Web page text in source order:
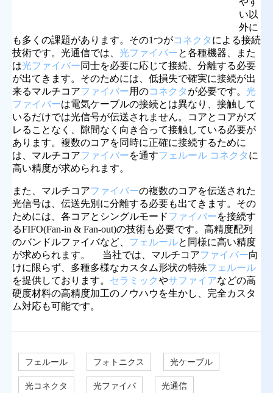
い以
外に
も多くの課題があります。その1つがコネクタ による接続
技術です。光通信では、 光ファイバーと各種機器、また
は光ファイバー同士を必要に応じて接続、分離する必要
が出てきます。そのためには、低損失で確実に接続が出
来るマルチコアファイバー用のコネクタ が必要です。 光
ファイバーは電気ケーブルの接続とは異なり、接触して
いるだけでは光信号が伝送されません。コアとコアがズ
レることなく、隙間なく向き合って接触している必要が
あります。複数のコアを同時に正確に接続するために
は、マルチコアファイバーを通すフェルール コネクタ に
高い精度が求められます。
また、マルチコアファイバーの複数のコアを伝送された
光信号は、伝送先別に分離する必要も出てきます。その
ためには、各コアとシングルモードファイバーを接続す
るFIFO(Fan-in & Fan-out)の技術も必要です。高精度配列
のバンドルファイバなど、 フェルールと同様に高い精度
が求められます。 当社では、マルチコアファイバー向
けに限らず、多種多様なカスタム形状の特殊フェルール
を提供しております。 セラミックやサファイアなどの高
硬度材料の高精度加工のノウハウを生かし、完全カスタ
ム対応も可能です。
フェルール フォトニクス 光ケーブル
光コネクタ 光ファイバ 光通信